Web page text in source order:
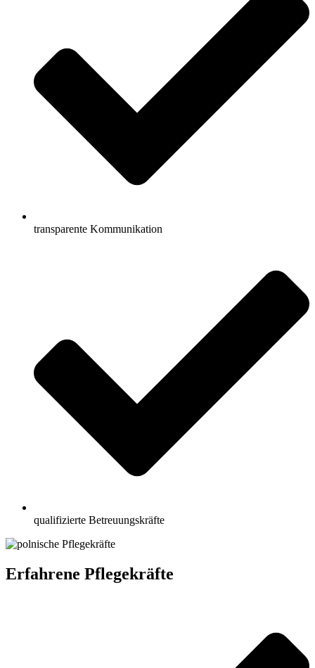
transparente Kommunikation
qualifizierte Betreuungskräfte
Erfahrene Pflegekräfte